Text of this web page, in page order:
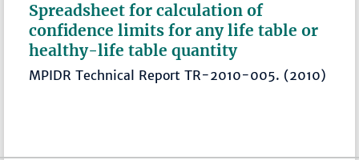
Spreadsheet for calculation of
confidence limits for any life table or
healthy-life table quantity
MPIDR Technical Report TR-2010-005. (2010)